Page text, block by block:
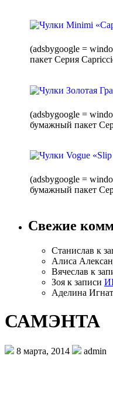
(adsbygoogle =
пакет Серия
(adsbygoogle =
бумажный пакет
(adsbygoogle =
бумажный пакет
Свежие
Станислав к
Алиса
Вячеслав к
Зоя к записи
Аделина
САМЭНТА
8 марта, 2014 admin